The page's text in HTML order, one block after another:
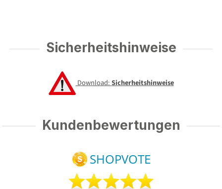
Sicherheitshinweise
Download:Sicherheitshinweise
Kundenbewertungen